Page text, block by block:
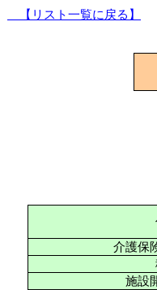
【リスト一覧に戻る】
介護保
施設